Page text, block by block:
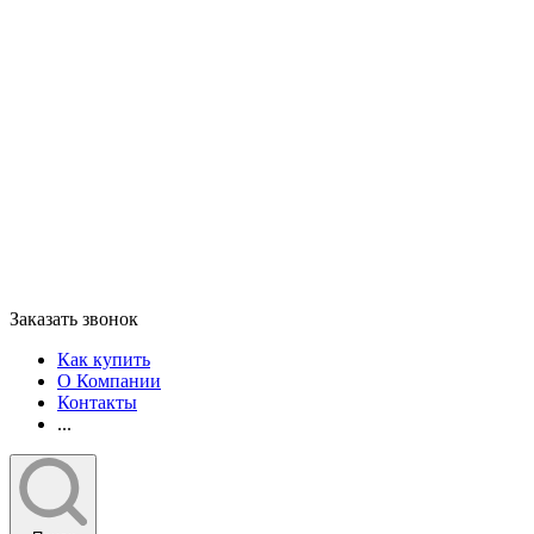
Заказать звонок
Как купить
О Компании
Контакты
...